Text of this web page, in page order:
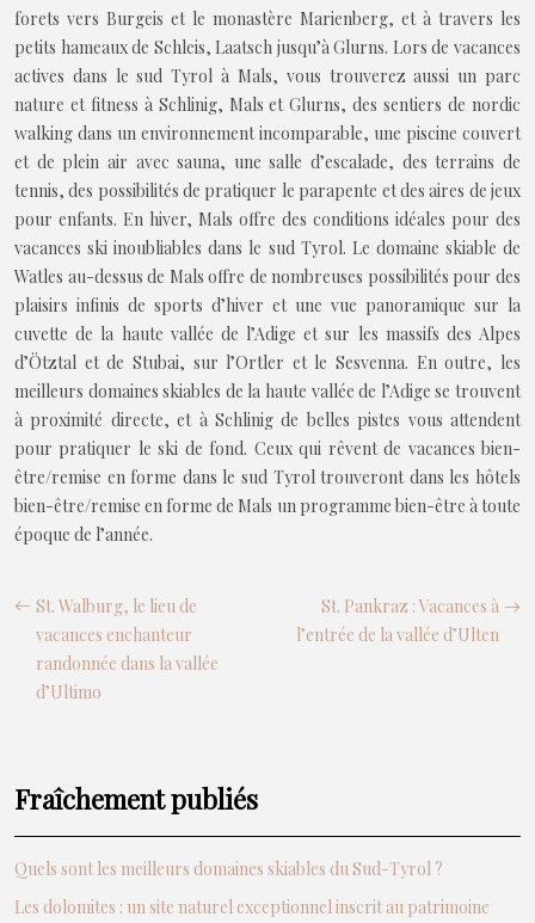
forets vers Burgeis et le monastère Marienberg, et à travers les
petits hameaux de Schleis, Laatsch jusqu’à Glurns. Lors de vacances
actives dans le sud Tyrol à Mals, vous trouverez aussi un parc
nature et fitness à Schlinig, Mals et Glurns, des sentiers de nordic
walking dans un environnement incomparable, une piscine couvert
et de plein air avec sauna, une salle d’escalade, des terrains de
tennis, des possibilités de pratiquer le parapente et des aires de jeux
pour enfants. En hiver, Mals offre des conditions idéales pour des
vacances ski inoubliables dans le sud Tyrol. Le domaine skiable de
Watles au-dessus de Mals offre de nombreuses possibilités pour des
plaisirs infinis de sports d’hiver et une vue panoramique sur la
cuvette de la haute vallée de l’Adige et sur les massifs des Alpes
d’Ötztal et de Stubai, sur l’Ortler et le Sesvenna. En outre, les
meilleurs domaines skiables de la haute vallée de l’Adige se trouvent
à proximité directe, et à Schlinig de belles pistes vous attendent
pour pratiquer le ski de fond. Ceux qui rêvent de vacances bien-
être/remise en forme dans le sud Tyrol trouveront dans les hôtels
bien-être/remise en forme de Mals un programme bien-être à toute
époque de l’année.
St. Walburg, le lieu de
vacances enchanteur
randonnée dans la vallée
d’Ultimo
St. Pankraz : Vacances à
l’entrée de la vallée d’Ulten
Fraîchement publiés
Quels sont les meilleurs domaines skiables du Sud-Tyrol ?
Les dolomites : un site naturel exceptionnel inscrit au patrimoine